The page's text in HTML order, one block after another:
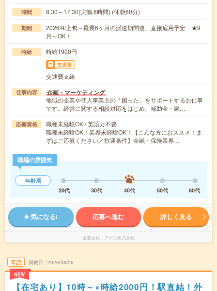
時間 8:30～17:30(実働:8時間) (休憩60分)
期間
2026/9/上旬～最長6ヶ月の派遣期間後、直接雇用予定 ★9
月～OK！
時給 時給1900円
交通費
交通費支給
仕事内容 企画・マーケティング
地域の企業や個人事業主の「困った」をサポートするお仕事
です。経営に関する相談対応をはじめ、補助金・融…
応募資格
職種未経験OK / 英語力不要
職種未経験OK！業界未経験OK！【こんな方におススメ！ま
ずはご応募ください／歓迎条件】金融・保険業界…
職場の雰囲気
年齢層
20代
30代 40代 50代 60代
気になる! 応募へ進む 詳しく見る
派遣会社 アデコ株式会社
未読
NEW
掲載日 2026/08/06
【在宅あり】10時～×時給2000円！駅直結！外